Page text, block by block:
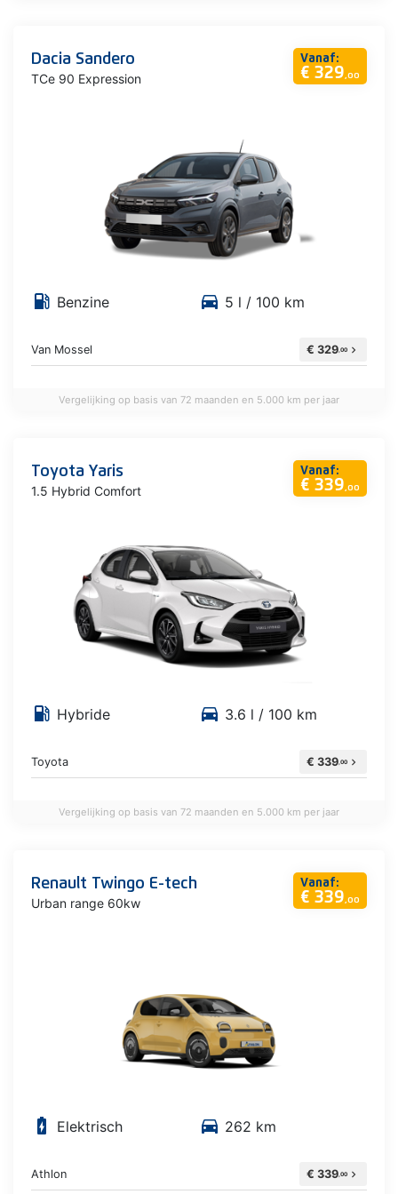
Vanaf:
€ 329,00
Dacia Sandero
TCe 90 Expression
local_gas_station Benzine directions_car 5 l / 100 km
Van Mossel € 329,00 chevron_right
Vergelijking op basis van 72 maanden en 5.000 km per jaar
Vanaf:
€ 339,00
Toyota Yaris
1.5 Hybrid Comfort
local_gas_station Hybride directions_car 3.6 l / 100 km
Toyota € 339,00 chevron_right
Vergelijking op basis van 72 maanden en 5.000 km per jaar
Vanaf:
€ 339,00
Renault Twingo E-tech
Urban range 60kw
battery_charging_full Elektrisch directions_car 262 km
Athlon € 339,00 chevron_right